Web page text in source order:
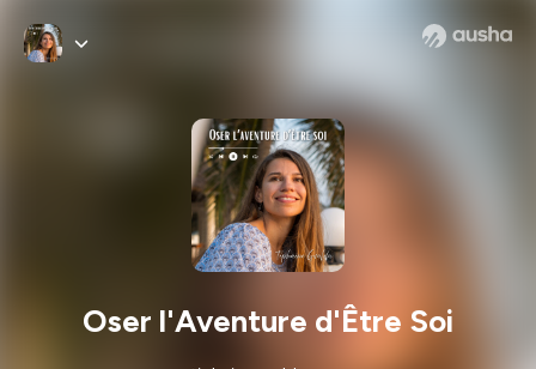
Oser l'Aventure d'Être Soi